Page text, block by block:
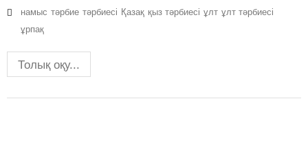
намыс тәрбие тәрбиесі Қазақ қыз тәрбиесі ұлт ұлт тәрбиесі
ұрпақ
Толық оқу...